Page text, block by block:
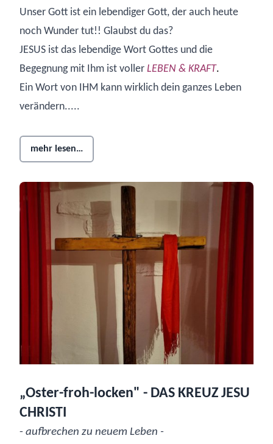
Unser Gott ist ein lebendiger Gott, der auch heute
noch Wunder tut!! Glaubst du das?
JESUS ist das lebendige Wort Gottes und die
Begegnung mit Ihm ist voller LEBEN & KRAFT.
Ein Wort von IHM kann wirklich dein ganzes Leben
verändern.....
mehr lesen…
„Oster-froh-locken" - DAS KREUZ JESU
CHRISTI
- aufbrechen zu neuem Leben -